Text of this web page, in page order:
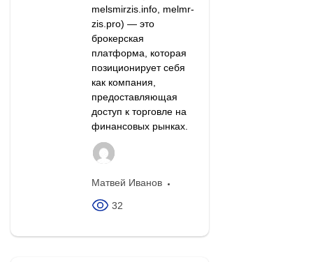
melsmirzis.info, melmr-
zis.pro) — это
брокерская
платформа, которая
позиционирует себя
как компания,
предоставляющая
доступ к торговле на
финансовых рынках.
Матвей Иванов
32